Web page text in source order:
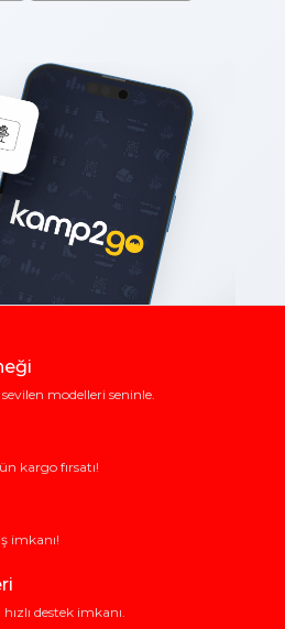
modelleri seninle.
kargo fırsatı!
imkanı!
destek imkanı.